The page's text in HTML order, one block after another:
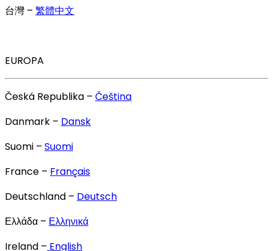
台灣 – 繁體中文
EUROPA
Česká Republika – Čeština
Danmark – Dansk
Suomi – Suomi
France – Français
Deutschland – Deutsch
Ελλάδα – Ελληνικά
Ireland – English